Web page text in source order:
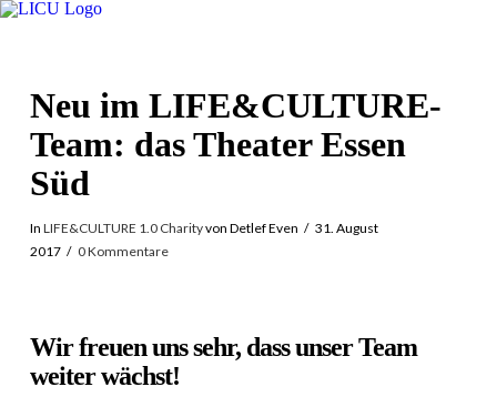
Neu im LIFE&CULTURE-
Team: das Theater Essen
Süd
In LIFE&CULTURE 1.0 Charityvon Detlef Even
31. August
2017
0 Kommentare
Wir freuen uns sehr, dass unser Team
weiter wächst!